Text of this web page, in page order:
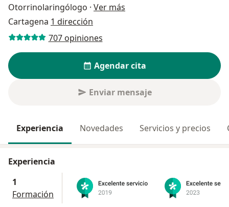
Otorrinolaringólogo · Ver más
Cartagena 1 dirección
707 opiniones
Agendar cita
Enviar mensaje
Experiencia Novedades Servicios y precios
Experiencia
1
Formación